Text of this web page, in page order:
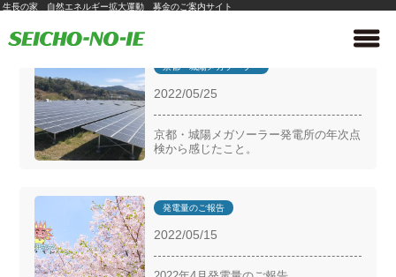
生長の家 自然エネルギー拡大運動 募金のご案内サイト
2022/05/25
京都・城陽メガソーラー
京都・城陽メガソーラー発電所の年次点
検から感じたこと。
2022/05/15
発電量のご報告